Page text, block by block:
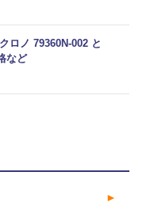
ロノ 79360N-002 と
など
►